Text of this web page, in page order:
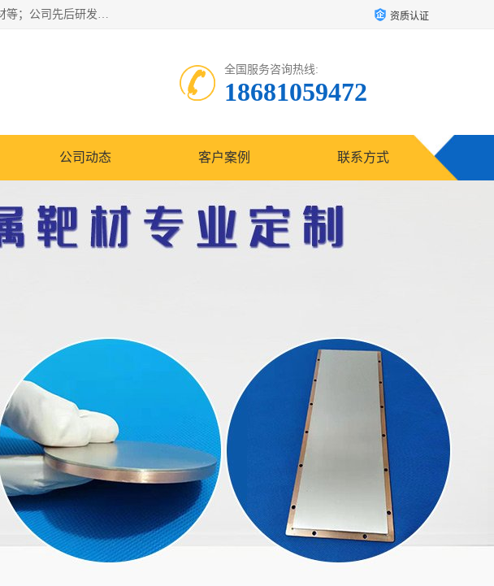
东莞市鼎伟新材料有限公司专业生产：镍钒合金靶、高纯铬靶、钛铝靶、铬铝靶、镍铬合金靶、钨钛合金靶材等；公司先后研发的蒸发材料、溅射靶材系列产品广泛应用到国内外众多知名电子、太阳能企业当中，以较高的性价比，成功发替代了国外进口产品，颇受用户好评。 资质认证
全国服务咨询热线:
18681059472
公司动态 客户案例 联系方式